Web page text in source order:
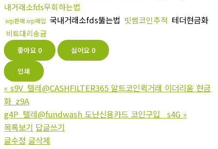
내거래소fds우회하는법
xrp판매 xrp매입 국내거래소fds뚫는법 빗썸코인추적 테더현금화
비트대리송금
좋아요 0 싫어요 0
인쇄
« s9V_텔레@CASHFILTER365 알트코인퀵거래 이더리움 현금
화_z9A
g4P_텔레@fundwash 도난신용카드 코인구입 _s4G »
목록보기 답글쓰기
글수정 글삭제